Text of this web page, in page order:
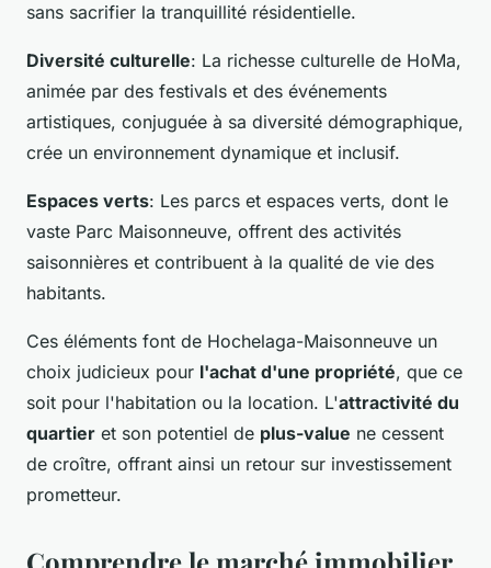
sans sacrifier la tranquillité résidentielle.
Diversité culturelle: La richesse culturelle de HoMa,
animée par des festivals et des événements
artistiques, conjuguée à sa diversité démographique,
crée un environnement dynamique et inclusif.
Espaces verts: Les parcs et espaces verts, dont le
vaste Parc Maisonneuve, offrent des activités
saisonnières et contribuent à la qualité de vie des
habitants.
Ces éléments font de Hochelaga-Maisonneuve un
choix judicieux pour l'achat d'une propriété, que ce
soit pour l'habitation ou la location. L'attractivité du
quartier et son potentiel de plus-value ne cessent
de croître, offrant ainsi un retour sur investissement
prometteur.